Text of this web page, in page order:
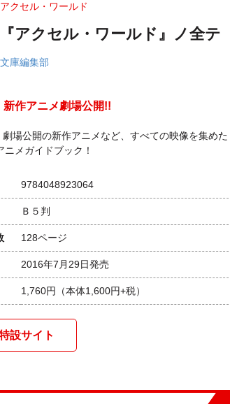
アクセル・ワールド
アクセル・ワールド』ノ全テ
庫編集部
新作アニメ劇場公開!!
場公開の新作アニメなど、すべての映像を集めた
ニメガイドブック！
9784048923064
Ｂ５判
128ページ
2016年7月29日発売
1,760円 （本体1,600円+税）
設サイト